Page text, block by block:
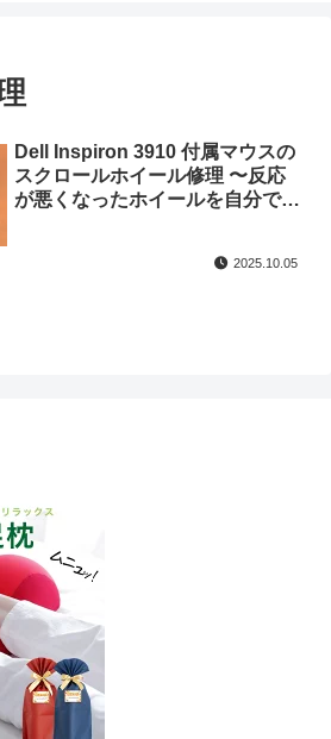
Dell Inspiron 3910 付属マウスの
スクロールホイール修理 〜反応
が悪くなったホイールを自分で直
2025.10.05